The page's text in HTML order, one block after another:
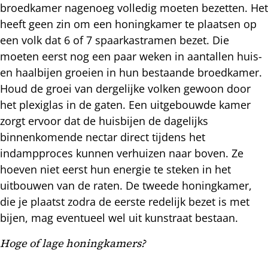
broedkamer nagenoeg volledig moeten bezetten. Het
heeft geen zin om een honingkamer te plaatsen op
een volk dat 6 of 7 spaarkastramen bezet. Die
moeten eerst nog een paar weken in aantallen huis-
en haalbijen groeien in hun bestaande broedkamer.
Houd de groei van dergelijke volken gewoon door
het plexiglas in de gaten. Een uitgebouwde kamer
zorgt ervoor dat de huisbijen de dagelijks
binnenkomende nectar direct tijdens het
indampproces kunnen verhuizen naar boven. Ze
hoeven niet eerst hun energie te steken in het
uitbouwen van de raten. De tweede honingkamer,
die je plaatst zodra de eerste redelijk bezet is met
bijen, mag eventueel wel uit kunstraat bestaan.
Hoge of lage honingkamers?